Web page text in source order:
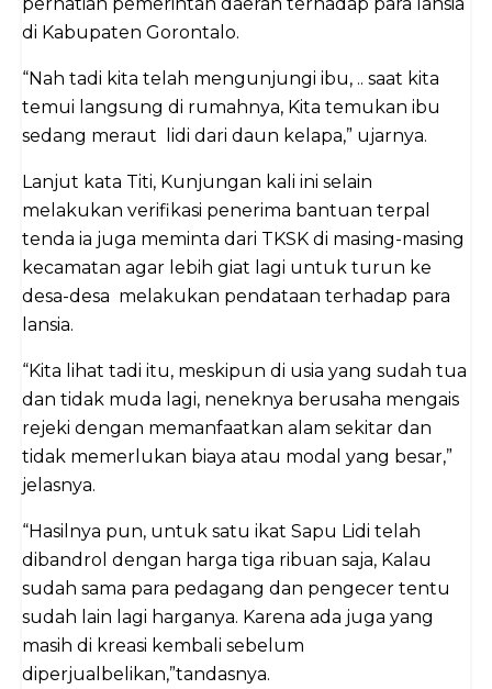
di Kabupaten Gorontalo.
“Nah tadi kita telah mengunjungi ibu, .. saat kita
temui langsung di rumahnya, Kita temukan ibu
sedang meraut lidi dari daun kelapa,” ujarnya.
Lanjut kata Titi, Kunjungan kali ini selain
melakukan verifikasi penerima bantuan terpal
tenda ia juga meminta dari TKSK di masing-masing
kecamatan agar lebih giat lagi untuk turun ke
desa-desa melakukan pendataan terhadap para
lansia.
“Kita lihat tadi itu, meskipun di usia yang sudah tua
dan tidak muda lagi, neneknya berusaha mengais
rejeki dengan memanfaatkan alam sekitar dan
tidak memerlukan biaya atau modal yang besar,”
jelasnya.
“Hasilnya pun, untuk satu ikat Sapu Lidi telah
dibandrol dengan harga tiga ribuan saja, Kalau
sudah sama para pedagang dan pengecer tentu
sudah lain lagi harganya. Karena ada juga yang
masih di kreasi kembali sebelum
diperjualbelikan,”tandasnya.